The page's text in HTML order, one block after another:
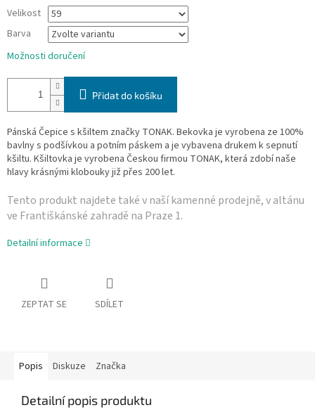
Velikost
Barva
Možnosti doručení
Přidat do košíku
Pánská Čepice s kšiltem značky TONAK. Bekovka je vyrobena ze 100%
bavlny s podšívkou a potním páskem a je vybavena drukem k sepnutí
kšiltu. Kšiltovka je vyrobena Českou firmou TONAK, která zdobí naše
hlavy krásnými klobouky již přes 200 let.
Tento produkt najdete také v naší­ kamenné prodejně, v altánu
ve Františkánské zahradě na Praze 1.
Detailní informace
ZEPTAT SE SDÍLET
Popis Diskuze Značka
Detailní popis produktu